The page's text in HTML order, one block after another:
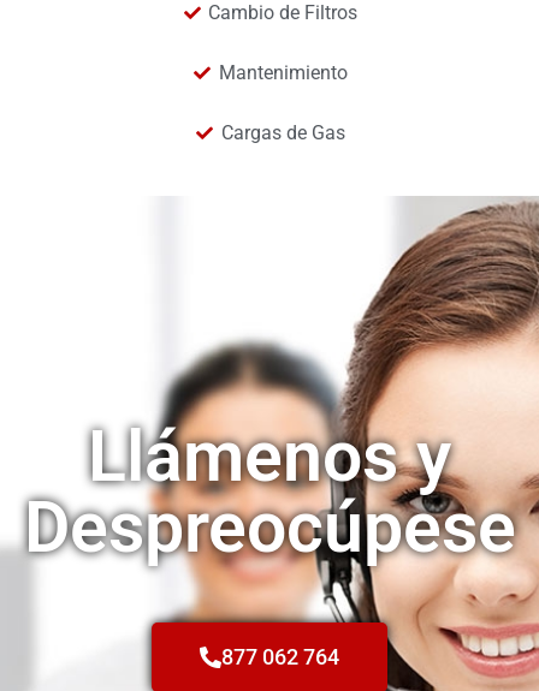
Cambio de Filtros
Mantenimiento
Cargas de Gas
Llámenos y
Despreocúpese
877 062 764